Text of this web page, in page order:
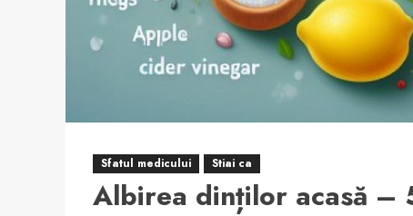
Sfatul medicului Stiai ca
Albirea dinților acasă –